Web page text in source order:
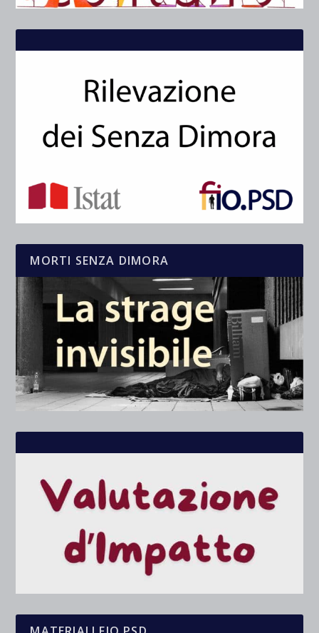
MORTI SENZA DIMORA